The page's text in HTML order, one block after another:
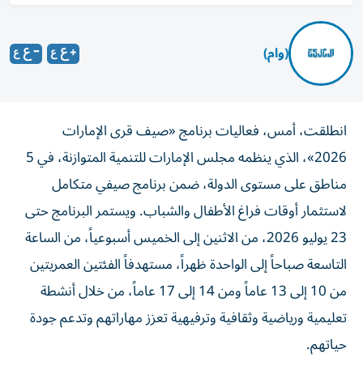
(وام)
انطلقت، أمس، فعاليات برنامج «صيف قرى الإمارات
2026»، الذي ينظمه مجلس الإمارات للتنمية المتوازنة، في 5
مناطق على مستوى الدولة، ضمن برنامج صيفي متكامل
لاستثمار أوقات فراغ الأطفال والشباب. ويستمر البرنامج حتى
23 يوليو 2026، من الاثنين إلى الخميس أسبوعياً، من الساعة
التاسعة صباحاً إلى الواحدة ظهراً، مستهدفاً الفئتين العمريتين
من 10 إلى 13 عاماً ومن 14 إلى 17 عاماً، من خلال أنشطة
تعليمية ورياضية وثقافية وترفيهية تعزز مهاراتهم وتدعم جودة
حياتهم.